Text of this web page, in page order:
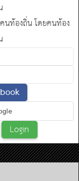
นท้องถิ่น โดยคนท้อง